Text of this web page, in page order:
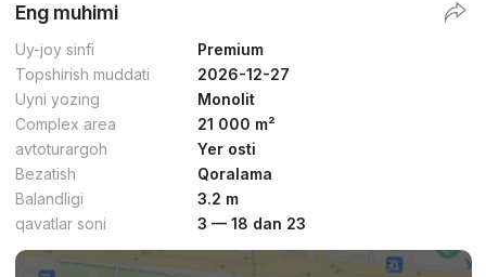
Eng muhimi
Uy-joy sinfi
Premium
Topshirish muddati
2026-12-27
Uyni yozing
Monolit
Complex area
21 000 m²
avtoturargoh
Yer osti
Bezatish
Qoralama
Balandligi
3.2 m
qavatlar soni
3 — 18 dan 23